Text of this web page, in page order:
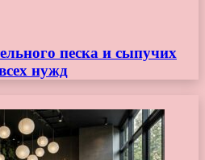
песка и сыпучих
нужд